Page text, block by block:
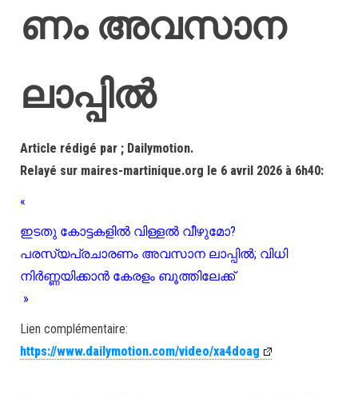
ണം അവസാന
ലാപ്പിൽ
Article rédigé par ; Dailymotion.
Relayé sur maires-martinique.org le 6 avril 2026 à 6h40:
«
ഇടതു കോട്ടകളിൽ വിള്ളൽ വീഴുമോ?
പരസ്യപ്രചാരണം അവസാന ലാപ്പിൽ; വിധി
നിർണ്ണയിക്കാൻ കേരളം ബൂത്തിലേക്ക്
»
Lien complémentaire:
https://www.dailymotion.com/video/xa4doag